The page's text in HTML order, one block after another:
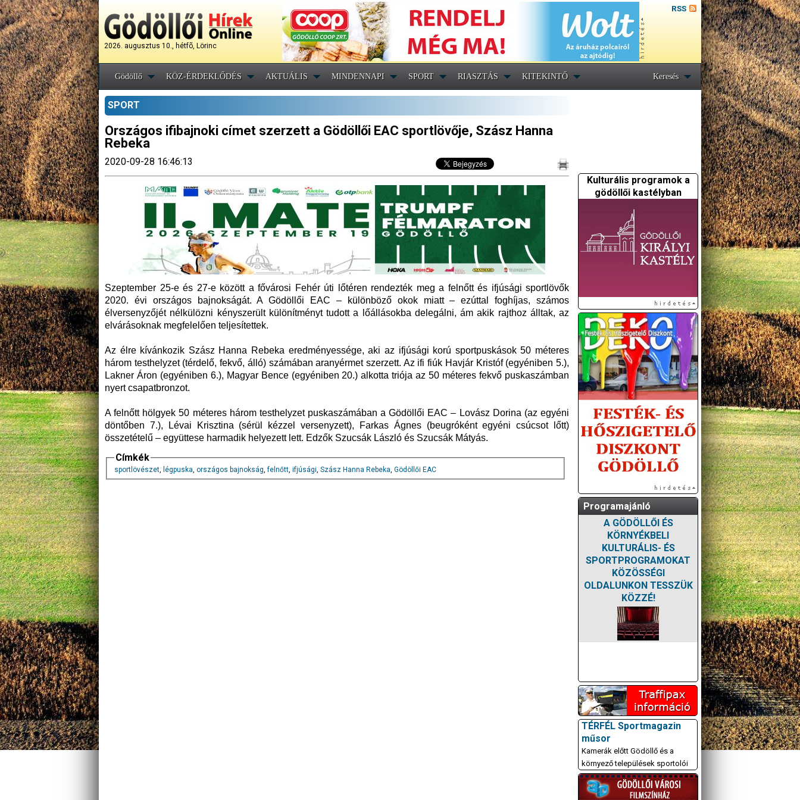
2026. augusztus 10., hétfõ, Lörinc
RSS
Gödöllő KÖZ-ÉRDEKLŐDÉS AKTUÁLIS MINDENNAPI SPORT RIASZTÁS KITEKINTŐ Keresés
SPORT
Országos ifibajnoki címet szerzett a Gödöllői EAC sportlövője, Szász Hanna
Rebeka
2020-09-28 16:46:13
Szeptember 25-e és 27-e között a fővárosi Fehér úti lőtéren rendezték meg a felnőtt és ifjúsági sportlövők
2020. évi országos bajnokságát. A Gödöllői EAC – különböző okok miatt – ezúttal foghíjas, számos
élversenyzőjét nélkülözni kényszerült különítményt tudott a lőállásokba delegálni, ám akik rajthoz álltak, az
elvárásoknak megfelelően teljesítettek.
Az élre kívánkozik Szász Hanna Rebeka eredményessége, aki az ifjúsági korú sportpuskások 50 méteres
három testhelyzet (térdelő, fekvő, álló) számában aranyérmet szerzett. Az ifi fiúk Havjár Kristóf (egyéniben 5.),
Lakner Áron (egyéniben 6.), Magyar Bence (egyéniben 20.) alkotta triója az 50 méteres fekvő puskaszámban
nyert csapatbronzot.
A felnőtt hölgyek 50 méteres három testhelyzet puskaszámában a Gödöllői EAC – Lovász Dorina (az egyéni
döntőben 7.), Lévai Krisztina (sérül kézzel versenyzett), Farkas Ágnes (beugróként egyéni csúcsot lőtt)
összetételű – együttese harmadik helyezett lett. Edzők Szucsák László és Szucsák Mátyás.
Címkék
sportlövészet, légpuska, országos bajnokság,felnőtt, ifjúsági, Szász Hanna Rebeka, Gödöllői EAC
Kulturális programok a
gödöllői kastélyban
Programajánló
A GÖDÖLLŐI ÉS
KÖRNYÉKBELI
KULTURÁLIS- ÉS
SPORTPROGRAMOKAT
KÖZÖSSÉGI
OLDALUNKON TESSZÜK
KÖZZÉ!
TÉRFÉL Sportmagazin
műsor
Kamerák előtt Gödöllő és a
környező települések sportolói